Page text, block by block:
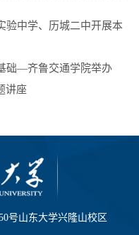
验中学、历城二中开展本
础—齐鲁交通学院举办
讲座
号山东大学兴隆山校区